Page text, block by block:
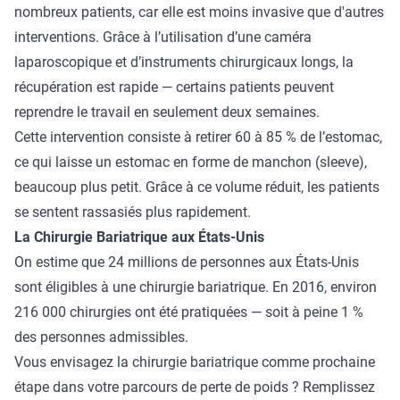
nombreux patients, car elle est moins invasive que d'autres
interventions. Grâce à l’utilisation d’une caméra
laparoscopique et d’instruments chirurgicaux longs, la
récupération est rapide — certains patients peuvent
reprendre le travail en seulement deux semaines.
Cette intervention consiste à retirer 60 à 85 % de l’estomac,
ce qui laisse un estomac en forme de manchon (sleeve),
beaucoup plus petit. Grâce à ce volume réduit, les patients
se sentent rassasiés plus rapidement.
La Chirurgie Bariatrique aux États-Unis
On estime que 24 millions de personnes aux États-Unis
sont éligibles à une chirurgie bariatrique. En 2016, environ
216 000 chirurgies ont été pratiquées — soit à peine 1 %
des personnes admissibles.
Vous envisagez la chirurgie bariatrique comme prochaine
étape dans votre parcours de perte de poids ? Remplissez